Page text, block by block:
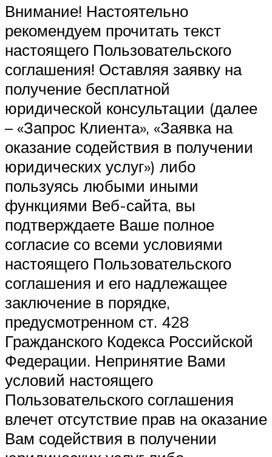
Внимание! Настоятельно
рекомендуем прочитать текст
настоящего Пользовательского
соглашения! Оставляя заявку на
получение бесплатной
юридической консультации (далее
– «Запрос Клиента», «Заявка на
оказание содействия в получении
юридических услуг») либо
пользуясь любыми иными
функциями Веб-сайта, вы
подтверждаете Ваше полное
согласие со всеми условиями
настоящего Пользовательского
соглашения и его надлежащее
заключение в порядке,
предусмотренном ст. 428
Гражданского Кодекса Российской
Федерации. Непринятие Вами
условий настоящего
Пользовательского соглашения
влечет отсутствие прав на оказание
Вам содействия в получении